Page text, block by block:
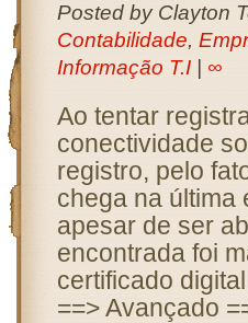
Posted by Clayton
Contabilidade,
Informação T.I| ∞
Ao tentar
conectividade
registro, pelo
chega na última
apesar de ser
encontrada foi
certificado
==> Avançado